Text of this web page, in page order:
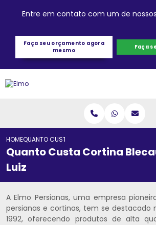
Entre em contato com um de
Faça seu orçamento agora
mesmo
Faça
HOMEQUANTO CUSTA CORTINA BLECAUTE ROLO
Quanto Custa Cortina
Luiz
A Elmo Persianas, uma empresa
persianas e cortinas, tem se destacado
1992, oferecendo produtos de alta